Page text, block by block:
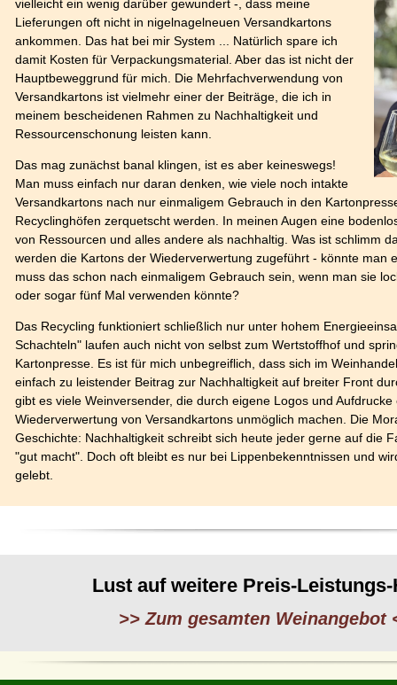
vielleicht ein wenig darüber gewundert -, dass meine
Lieferungen oft nicht in nigelnagelneuen Versandkartons
ankommen. Das hat bei mir System ... Natürlich spare ich
damit Kosten für Verpackungsmaterial. Aber das ist nicht der
Hauptbeweggrund für mich. Die Mehrfachverwendung von
Versandkartons ist vielmehr einer der Beiträge, die ich in
meinem bescheidenen Rahmen zu Nachhaltigkeit und
Ressourcenschonung leisten kann.
Das mag zunächst banal klingen, ist es aber keineswegs!
Man muss einfach nur daran denken, wie viele noch intakte
Versandkartons nach nur einmaligem Gebrauch in den
Recyclinghöfen zerquetscht werden. In meinen Augen eine
von Ressourcen und alles andere als nachhaltig. Was ist schlimm
werden die Kartons der Wiederverwertung zugeführt - könnte man
muss das schon nach einmaligem Gebrauch sein, wenn man sie
oder sogar fünf Mal verwenden könnte?
Das Recycling funktioniert schließlich nur unter hohem
Schachteln" laufen auch nicht von selbst zum Wertstoffhof und
Kartonpresse. Es ist für mich unbegreiflich, dass sich im
einfach zu leistender Beitrag zur Nachhaltigkeit auf breiter Front
gibt es viele Weinversender, die durch eigene Logos und Aufdrucke
Wiederverwertung von Versandkartons unmöglich machen. Die
Geschichte: Nachhaltigkeit schreibt sich heute jeder gerne auf die
"gut macht". Doch oft bleibt es nur bei Lippenbekenntnissen und
gelebt.
Lust auf weitere Preis-
>> Zum gesamten Weinangebot